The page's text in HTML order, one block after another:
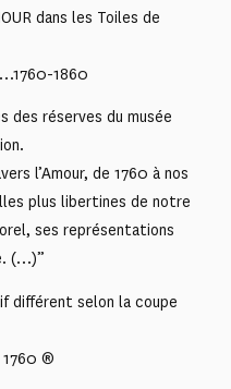
dans les Toiles de
1860
des réserves du musée
l’Amour, de 1760 à nos
plus libertines de notre
ses représentations
(…)”
différent selon la coupe
1760 ®